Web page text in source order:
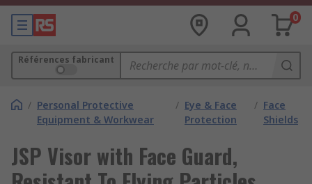
0
Références fabricant
/ Personal Protective
Equipment & Workwear
/ Eye & Face
Protection
/ Face
Shields
JSP Visor with Face Guard,